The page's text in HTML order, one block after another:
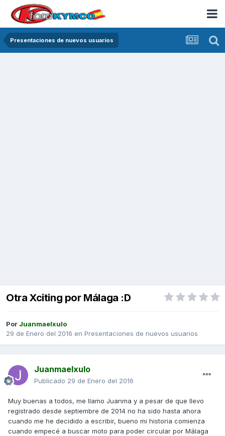
Presentaciones de nuevos usuarios
Otra Xciting por Málaga :D
Por Juanmaelxulo
29 de Enero del 2016 en Presentaciones de nuevos usuarios
Juanmaelxulo
Publicado 29 de Enero del 2016
Muy buenas a todos, me llamo Juanma y a pesar de que llevo
registrado desde septiembre de 2014 no ha sido hasta ahora
cuando me he decidido a escribir, bueno mi historia comienza
cuando empecé a buscar moto para poder circular por Málaga